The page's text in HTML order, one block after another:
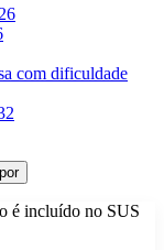
com dificuldade
é incluído no SUS